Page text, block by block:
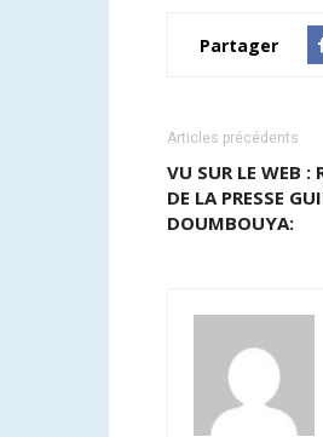
Partager
Articles précédents
VU SUR LE WEB :
DE LA PRESSE
DOUMBOUYA: